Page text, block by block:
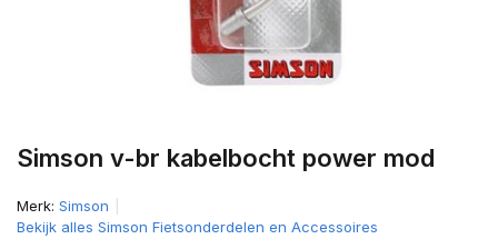
Simson v-br kabelbocht power mod
Merk: Simson
Bekijk alles Simson Fietsonderdelen en Accessoires